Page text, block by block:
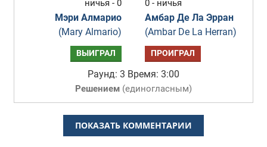
ничья - 0
Мэри Алмарио
(Mary Almario)
0 - ничья
Амбар Де Ла Эрран
(Ambar De La Herran)
ВЫИГРАЛ ПРОИГРАЛ
Раунд: 3 Время: 3:00
Решением(единогласным)
ПОКАЗАТЬ КОММЕНТАРИИ